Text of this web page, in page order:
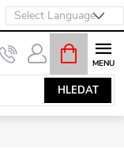
HLEDAT
NÁKUPNÍ
KOŠÍK